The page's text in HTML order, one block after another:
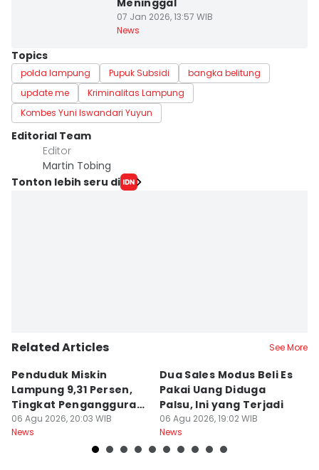
Meninggal
07 Jan 2026, 13:57 WIB
News
Topics
polda lampung Pupuk Subsidi
bangka belitung
update me
Kriminalitas Lampung
Kombes Yuni Iswandari Yuyun
Editorial Team
Editor
Martin Tobing
Tonton lebih seru di
Related Articles See More
Penduduk Miskin
Lampung 9,31 Persen,
Tingkat Pengangguran
Terbuka Naik
06 Agu 2026, 20:03 WIB
News
Dua Sales Modus Beli Es
Pakai Uang Diduga
Palsu, Ini yang Terjadi
06 Agu 2026, 19:02 WIB
News